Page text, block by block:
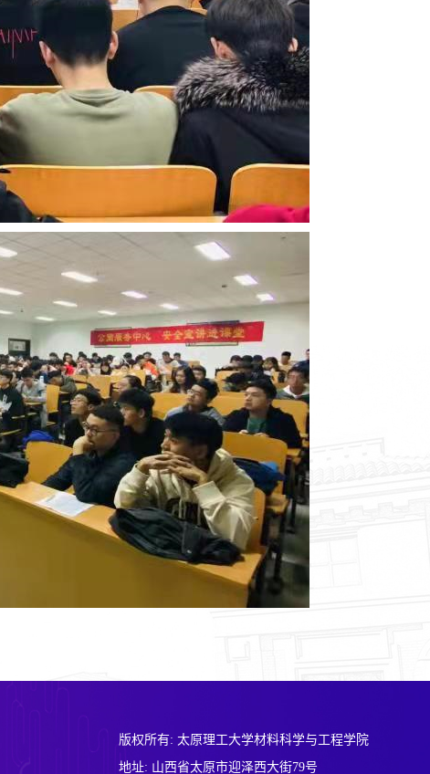
版权所有: 太原理工大学材料科学与工程学院
地址: 山西省太原市迎泽西大街79号